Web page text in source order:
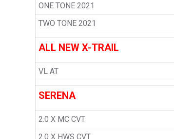
ONE TONE 2021
TWO TONE 2021
ALL NEW X-TRAIL
VL AT
SERENA
2.0 X MC CVT
2.0 X HWS CVT